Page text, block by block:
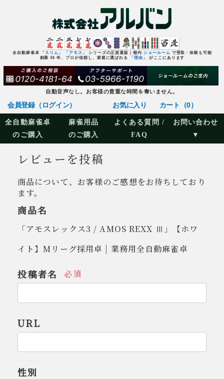
全自動麻雀卓 「スリム」 「アモス」 シリーズの正規通販｜都内 ショールーム で受取・体験も可能
創業 36 年、プロが信頼し、家庭に選ばれる 「理由」 がここにあります
自動音声なし。お客様の貴重な時間を奪いません。
会員登録（ログイン） お気に入り カート（0）
全自動麻雀卓
のご購入
麻雀用品
のご購入
よくある質問 /
FAQ
お問い合わせ
▼
レビューを投稿
商品について、お客様のご感想をお待ちしており
ます。
商品名
「アモスレックス3 / AMOS REXX Ⅲ」【ホワ
イト】Mリーグ採用卓 | 業務用全自動麻雀卓
投稿者名 必須
URL
性別